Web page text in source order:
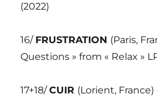
(2022)
16/ FRUSTRATION (Paris,
Questions » from « Relax »
17+18/CUIR (Lorient, France)